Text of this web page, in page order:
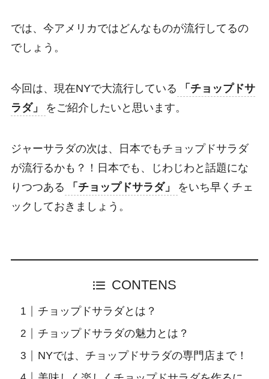
では、今アメリカではどんなものが流行してるの
でしょう。
今回は、現在NYで大流行している
「チョップドサ
ラダ」
をご紹介したいと思います。
ジャーサラダの次は、日本でもチョップドサラダ
が流行るかも？！日本でも、じわじわと話題にな
りつつある
「チョップドサラダ」
をいち早くチェ
ックしておきましょう。
CONTENS
チョップドサラダとは？
チョップドサラダの魅力とは？
NYでは、チョップドサラダの専門店まで！